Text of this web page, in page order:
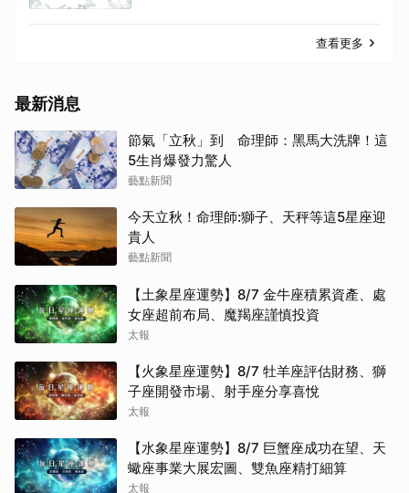
查看更多
最新消息
節氣「立秋」到 命理師：黑馬大洗牌！這
5生肖爆發力驚人
藝點新聞
今天立秋！命理師:獅子、天秤等這5星座迎
貴人
藝點新聞
【土象星座運勢】8/7 金牛座積累資產、處
女座超前布局、魔羯座謹慎投資
太報
【火象星座運勢】8/7 牡羊座評估財務、獅
子座開發市場、射手座分享喜悅
太報
【水象星座運勢】8/7 巨蟹座成功在望、天
蠍座事業大展宏圖、雙魚座精打細算
太報